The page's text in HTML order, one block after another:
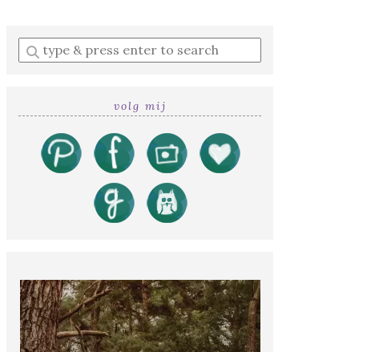
Enter
a
volg mij